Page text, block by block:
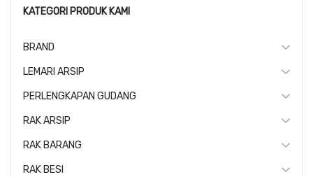
KATEGORI PRODUK KAMI
BRAND
LEMARI ARSIP
PERLENGKAPAN GUDANG
RAK ARSIP
RAK BARANG
RAK BESI